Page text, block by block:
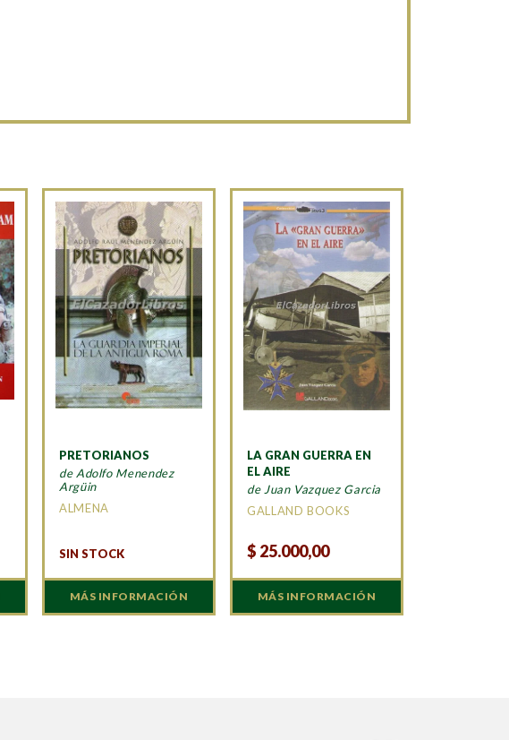
PRETORIANOS
de Adolfo Menendez
Argüin
ALMENA
SIN STOCK
MÁS INFORMACIÓN
LA GRAN GUERRA EN
EL AIRE
de Juan Vazquez Garcia
GALLAND BOOKS
$ 25.000,00
MÁS INFORMACIÓN